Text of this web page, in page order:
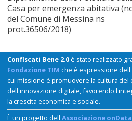
Casa per emergenza abitativa
del Comune di Messina ns
prot.36506/2018)
Confiscati Bene 2.0è stato realizzato
Fondazione TIM che è espressione
cui missione è promuovere la cultura del
dell'innovazione digitale, favorendo
la crescita economica e sociale.
È un progetto dell'Associazione onData